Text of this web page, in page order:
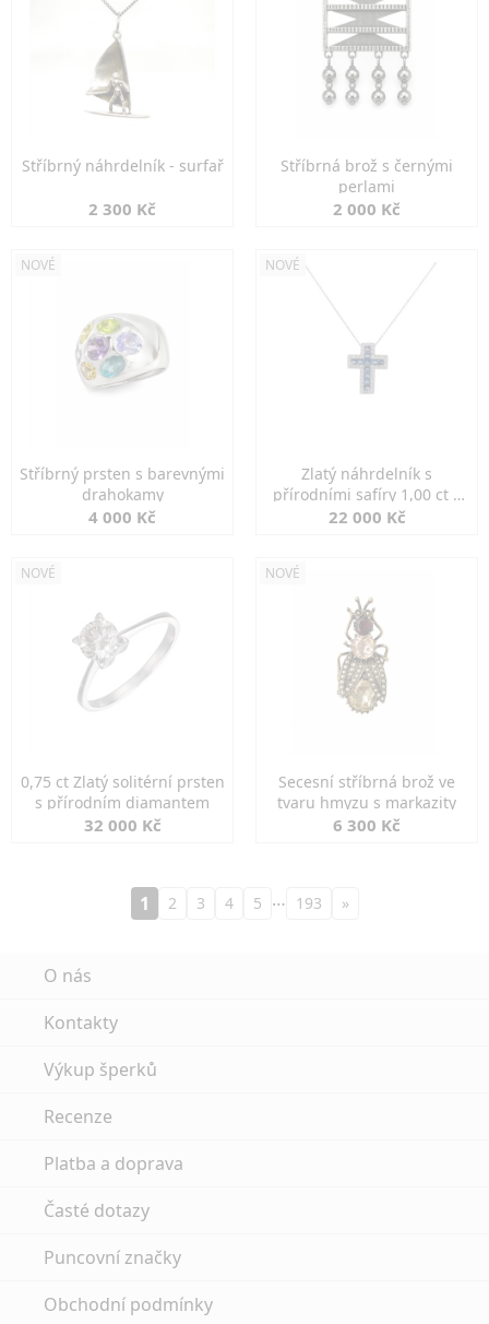
Stříbrný náhrdelník - surfař
2 300 Kč
Stříbrná brož s černými
perlami
2 000 Kč
NOVÉ
Stříbrný prsten s barevnými
drahokamy
4 000 Kč
NOVÉ
Zlatý náhrdelník s
přírodními safíry 1,00 ct a
diamanty
22 000 Kč
NOVÉ
0,75 ct Zlatý solitérní prsten
s přírodním diamantem
32 000 Kč
NOVÉ
Secesní stříbrná brož ve
tvaru hmyzu s markazity
6 300 Kč
1 2 3 4 5 … 193 »
O nás
Kontakty
Výkup šperků
Recenze
Platba a doprava
Časté dotazy
Puncovní značky
Obchodní podmínky